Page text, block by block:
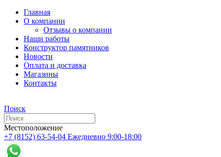
Главная
О компании
Отзывы о компании
Наши работы
Конструктор памятников
Новости
Оплата и доставка
Магазины
Контакты
Поиск
Местоположение
+7 (8152) 63-54-04 Ежедневно 9:00-18:00